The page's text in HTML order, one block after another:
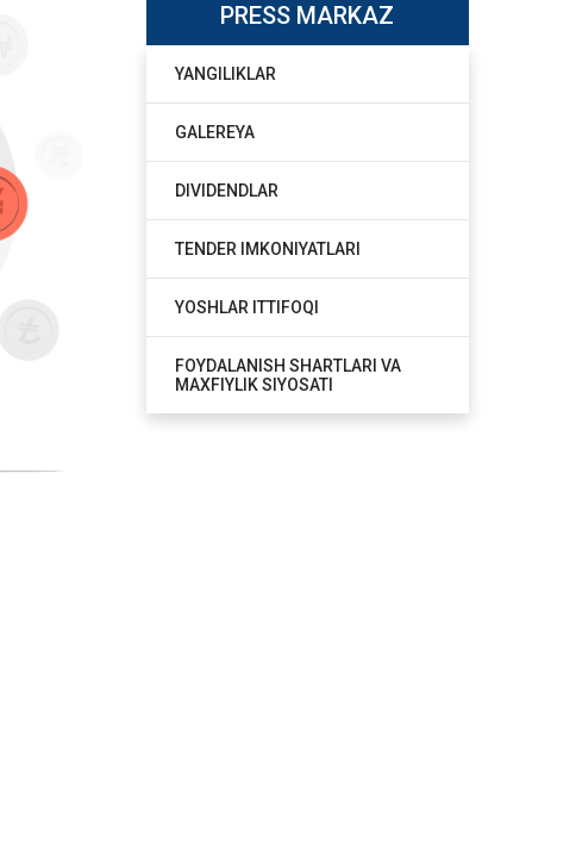
PRESS MARKAZ
YANGILIKLAR
GALEREYA
DIVIDENDLAR
TENDER IMKONIYATLARI
YOSHLAR ITTIFOQI
FOYDALANISH SHARTLARI VA
MAXFIYLIK SIYOSATI